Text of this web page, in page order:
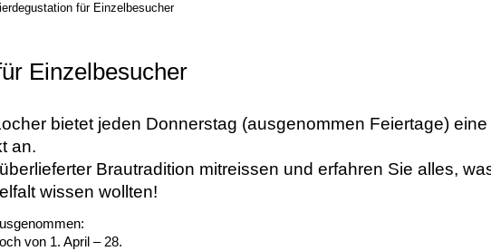
für Einzelbesucher
Einzelbesucher
bietet jeden Donnerstag (ausgenommen Feiertage) eine
an.
Brautradition mitreissen und erfahren Sie alles,
wissen wollten!
von 1. April – 28.